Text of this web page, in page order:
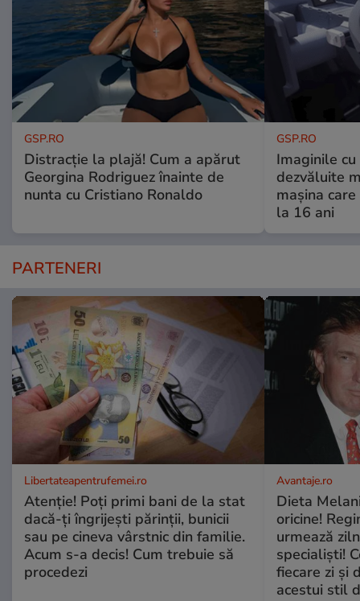
GSP.RO
Distracție la plajă! Cum a apărut
Georgina Rodriguez înainte de
nunta cu Cristiano Ronaldo
GSP.RO
Imaginile
dezvăluite
mașina
la 16 ani
PARTENERI
Libertateapentrufemei.ro
Atenție! Poți primi bani de la stat
dacă-ți îngrijești părinții, bunicii
sau pe cineva vârstnic din familie.
Acum s-a decis! Cum trebuie să
procedezi
Avantaje.ro
Dieta
oricine!
urmează
specialiști!
fiecare zi și
acestui stil